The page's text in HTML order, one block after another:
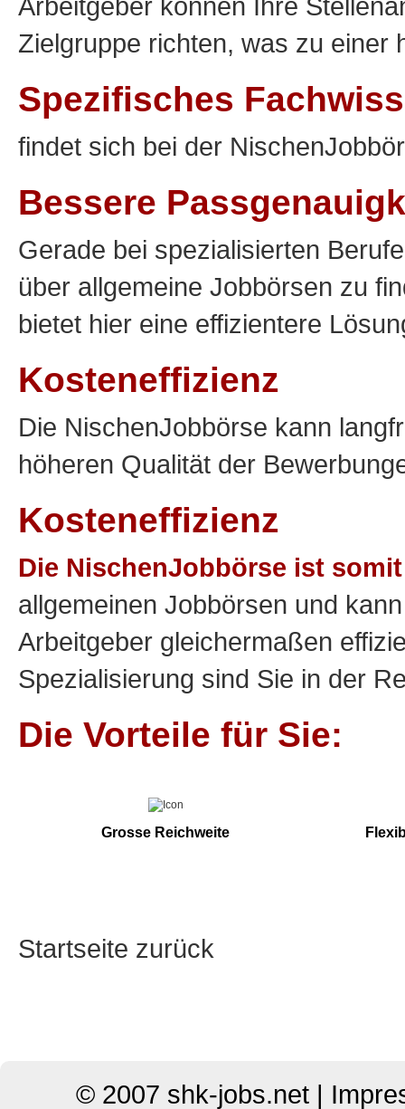
Arbeitgeber können Ihre
Zielgruppe richten, was zu einer
Spezifisches
findet sich bei der
Bessere
Gerade bei spezialisierten
über allgemeine Jobbörsen zu
bietet hier eine effizientere
Kosteneffizienz
Die NischenJobbörse kann
höheren Qualität der
Kosteneffizienz
Die NischenJobbörse ist
allgemeinen Jobbörsen und
Arbeitgeber gleichermaßen
Spezialisierung sind Sie in der
Die Vorteile für Sie:
Grosse Reichweite
Startseite zurück
© 2007 shk-jobs.net |